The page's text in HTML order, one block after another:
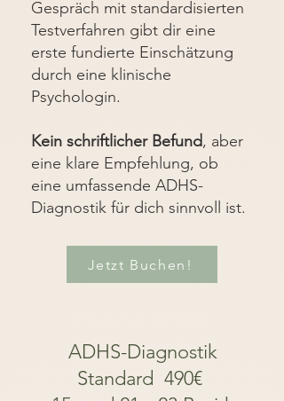
Gespräch mit standardisierten
Testverfahren gibt dir eine
erste fundierte Einschätzung
durch eine klinische
Psychologin.
Kein schriftlicher Befund, aber
eine klare Empfehlung, ob
eine umfassende ADHS-
Diagnostik für dich sinnvoll ist.
Jetzt Buchen!
ADHS-Diagnostik
Standard 490€